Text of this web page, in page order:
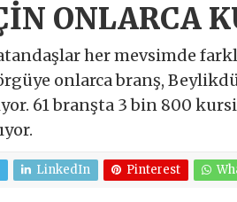
ONLARCA
her mevsimde
onlarca branş,
61 branşta 3 bin 800
LinkedIn Pinterest